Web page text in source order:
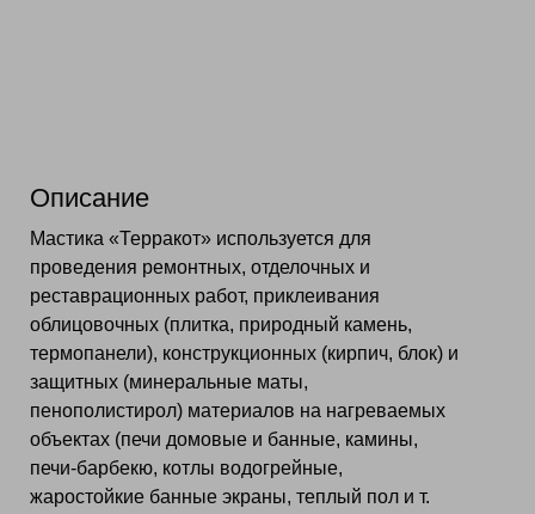
Описание
Мастика «Терракот» используется для
проведения ремонтных, отделочных и
реставрационных работ, приклеивания
облицовочных (плитка, природный камень,
термопанели), конструкционных (кирпич, блок) и
защитных (минеральные маты,
пенополистирол) материалов на нагреваемых
объектах (печи домовые и банные, камины,
печи-барбекю, котлы водогрейные,
жаростойкие банные экраны, теплый пол и т.